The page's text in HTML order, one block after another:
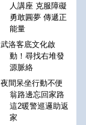
人講座 克服障礙
勇敢圓夢 傳遞正
能量
武洛客底文化啟
動！尋找右堆發
源脈絡
夜間呆坐行動不便
翁路邊忘回家路
這2暖警巡邏助返
家